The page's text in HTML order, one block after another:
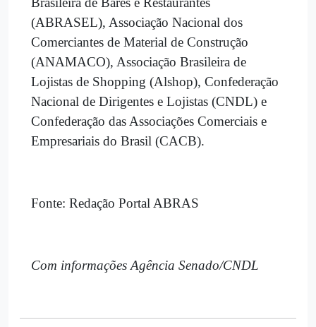
(ABRASEL), Associação Nacional dos
Comerciantes de Material de Construção
(ANAMACO), Associação Brasileira de
Lojistas de Shopping (Alshop), Confederação
Nacional de Dirigentes e Lojistas (CNDL) e
Confederação das Associações Comerciais e
Empresariais do Brasil (CACB).
Fonte: Redação Portal ABRAS
Com informações Agência Senado/CNDL